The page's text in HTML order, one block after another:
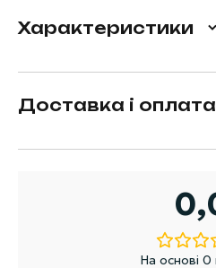
Характеристики
Доставка і оплата
На основі 0